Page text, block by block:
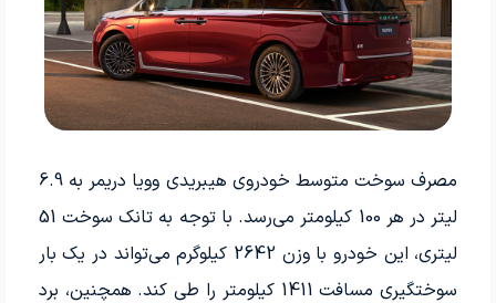
مصرف سوخت متوسط خودروی هیبریدی وویا دریمر به 6.9
لیتر در هر 100 کیلومتر می‌رسد. با توجه به تانک سوخت 51
لیتری، این خودرو با وزن 2642 کیلوگرم می‌تواند در یک بار
سوختگیری مسافت 1411 کیلومتر را طی کند. همچنین، برد